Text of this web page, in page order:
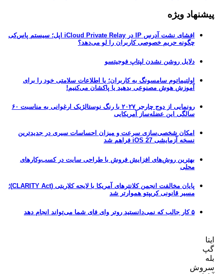
پیشنهاد ویژه
افشای نشت آدرس IP در iCloud Private Relay اپل؛ سیستم پاس‌کی
چگونه حریم خصوصی کاربران را لو می‌دهد؟
دلایل روشن نشدن لپتاپ فوجیتسو
اولتیماتوم سامسونگ به کاربران؛ یا اطلاعات سلامتی خود را برای
آموزش هوش مصنوعی بدهید یا پاکشان می‌کنیم!
رونمایی از دوج چارجر ۲۰۲۷ با رنگ نوستالژیک ارغوانی به مناسبت ۶۰
سالگی این عضله‌ساز آمریکایی
امکان شخصی‌سازی سرعت و میزان احساسات سیری در جدیدترین
نسخه آزمایشی iOS 27 فراهم شد
بهترین روش‌های افزایش فروش با طراحی سایت در کسب‌وکارهای
محلی
پایان مخالفت انجمن کلانترهای آمریکا با لایحه کلاریتی (CLARITY Act)؛
مسیر قانونی کریپتو هموارتر شد
۵ کار جالب که نمی‌دانستید روتر وای فای شما می‌تواند انجام دهد
ایتا
گپ
بله
سروش